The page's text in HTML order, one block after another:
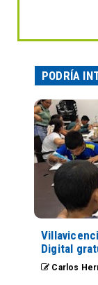
PODRÍA
Digital
Carlos